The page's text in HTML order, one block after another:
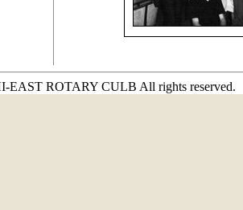
EAST ROTARY CULB All rights reserved.